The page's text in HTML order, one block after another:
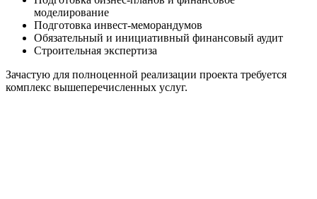
моделирование
Подготовка инвест-меморандумов
Обязательный и инициативный финансовый аудит
Строительная экспертиза
Зачастую для полноценной реализации проекта требуется
комплекс вышеперечисленных услуг.